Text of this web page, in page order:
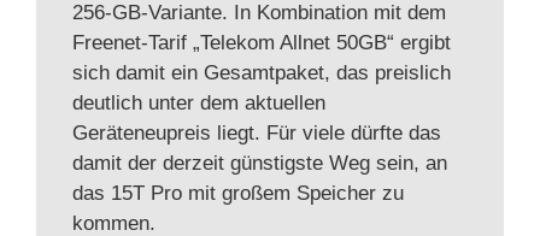
256‑GB‑Variante. In Kombination mit dem
Freenet‑Tarif „Telekom Allnet 50GB“ ergibt
sich damit ein Gesamtpaket, das preislich
deutlich unter dem aktuellen
Geräteneupreis liegt. Für viele dürfte das
damit der derzeit günstigste Weg sein, an
das 15T Pro mit großem Speicher zu
kommen.